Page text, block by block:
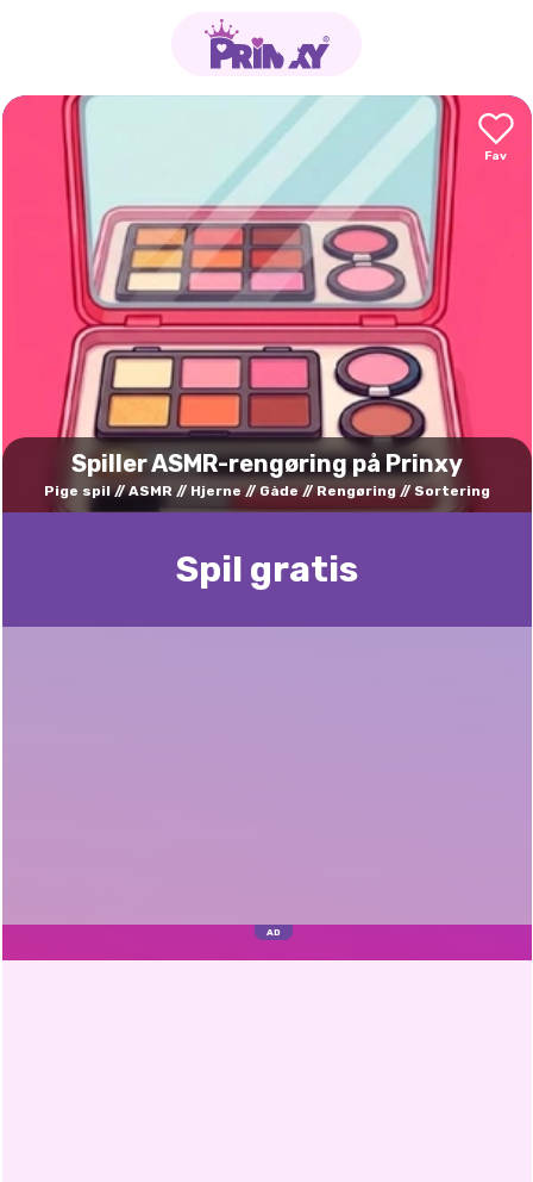
Spiller ASMR-rengøring på Prinxy
Pige spil ASMR Hjerne Gåde Rengøring Sortering
Spil gratis